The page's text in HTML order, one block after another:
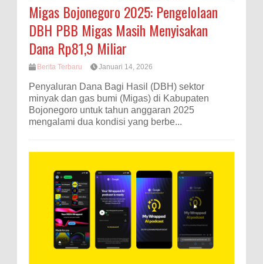
Migas Bojonegoro 2025: Pengelolaan
DBH PBB Migas Masih Menyisakan
Dana Rp81,9 Miliar
Berita Terbaru Januari 14, 2026
Penyaluran Dana Bagi Hasil (DBH) sektor
minyak dan gas bumi (Migas) di Kabupaten
Bojonegoro untuk tahun anggaran 2025
mengalami dua kondisi yang berbe...